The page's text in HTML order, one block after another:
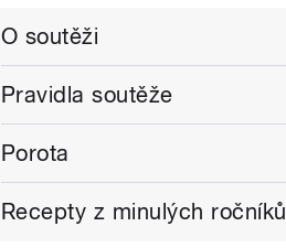
O soutěži
Pravidla soutěže
Porota
Recepty z minulých ročníků